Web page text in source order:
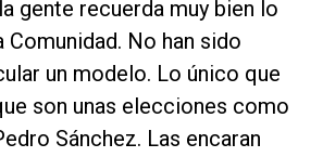
gente recuerda muy bien lo
Comunidad. No han sido
un modelo. Lo único que
son unas elecciones como
Sánchez. Las encaran